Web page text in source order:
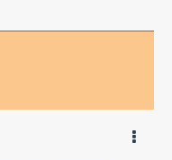
und
Fans aller
hinter den
bewusstlos